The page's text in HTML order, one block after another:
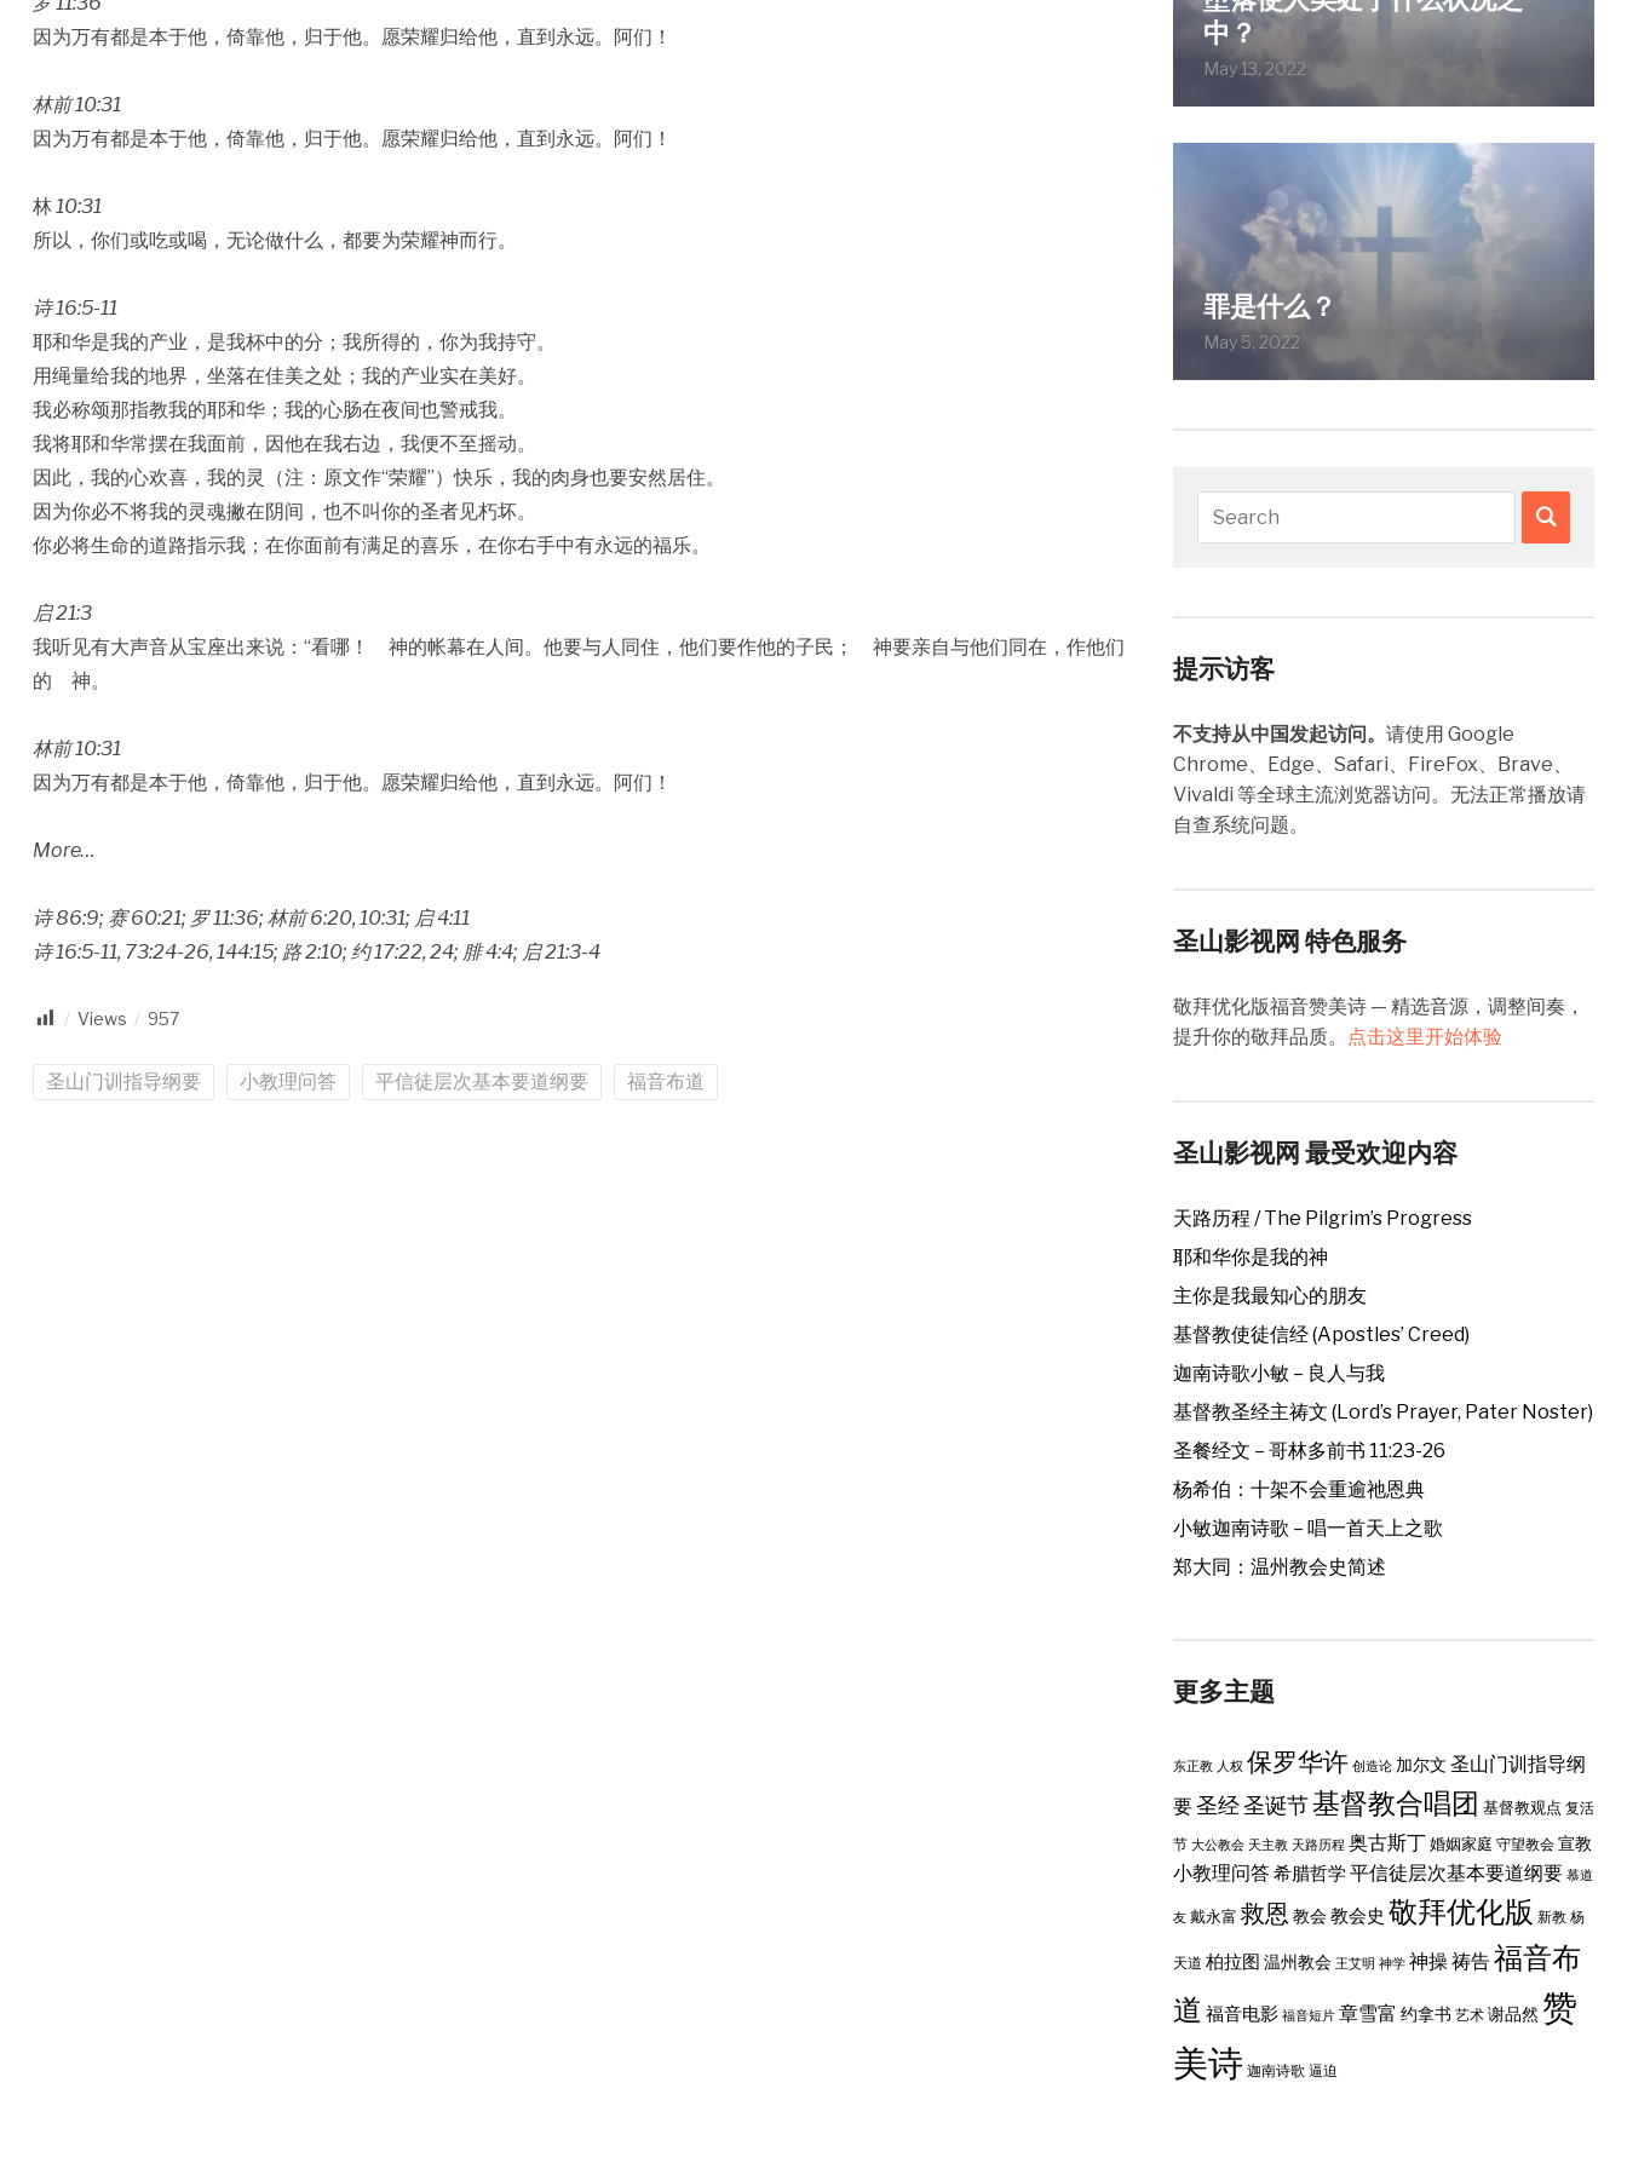
因为万有都是本于他，倚靠他，归于他。愿荣耀归给他，直到永远。阿们！
林前 10:31
因为万有都是本于他，倚靠他，归于他。愿荣耀归给他，直到永远。阿们！
林10:31
所以，你们或吃或喝，无论做什么，都要为荣耀神而行。
诗 16:5-11
耶和华是我的产业，是我杯中的分；我所得的，你为我持守。
用绳量给我的地界，坐落在佳美之处；我的产业实在美好。
我必称颂那指教我的耶和华；我的心肠在夜间也警戒我。
我将耶和华常摆在我面前，因他在我右边，我便不至摇动。
因此，我的心欢喜，我的灵（注：原文作“荣耀”）快乐，我的肉身也要安然居住。
因为你必不将我的灵魂撇在阴间，也不叫你的圣者见朽坏。
你必将生命的道路指示我；在你面前有满足的喜乐，在你右手中有永远的福乐。
启 21:3
我听见有大声音从宝座出来说：“看哪！ 神的帐幕在人间。他要与人同住，他们要作他的子民； 神要亲自与他们同在，作他们
的 神。
林前 10:31
因为万有都是本于他，倚靠他，归于他。愿荣耀归给他，直到永远。阿们！
More…
诗 86:9; 赛 60:21; 罗 11:36; 林前 6:20, 10:31; 启 4:11
诗 16:5-11, 73:24-26, 144:15; 路 2:10; 约 17:22, 24; 腓 4:4; 启 21:3-4
Views 957
圣山门训指导纲要 小教理问答 平信徒层次基本要道纲要 福音布道
中？
May 13, 2022
罪是什么？
May 5, 2022
提示访客
不支持从中国发起访问。 请使用 Google
Chrome、Edge、Safari、FireFox、Brave、
Vivaldi 等全球主流浏览器访问。无法正常播放请
自查系统问题。
圣山影视网 特色服务
敬拜优化版福音赞美诗 — 精选音源，调整间奏，
提升你的敬拜品质。
点击这里开始体验
圣山影视网 最受欢迎内容
天路历程 / The Pilgrim’s Progress
耶和华你是我的神
主你是我最知心的朋友
基督教使徒信经 (Apostles’ Creed)
迦南诗歌小敏 – 良人与我
基督教圣经主祷文 (Lord’s Prayer, Pater Noster)
圣餐经文 – 哥林多前书 11:23-26
杨希伯：十架不会重逾祂恩典
小敏迦南诗歌 – 唱一首天上之歌
郑大同：温州教会史简述
更多主题
东正教 人权 保罗华许 创造论 加尔文 圣山门训指导纲
要圣经圣诞节基督教合唱团 基督教观点 复活
节 大公教会 天主教 天路历程 奥古斯丁 婚姻家庭 守望教会 宣教
小教理问答希腊哲学平信徒层次基本要道纲要 慕道
友 戴永富 救恩 教会 教会史 敬拜优化版 新教 杨
天道 柏拉图 温州教会 王艾明 神学 神操祷告福音布
道 福音电影 福音短片 章雪富 约拿书 艺术 谢品然 赞
美诗 迦南诗歌 逼迫